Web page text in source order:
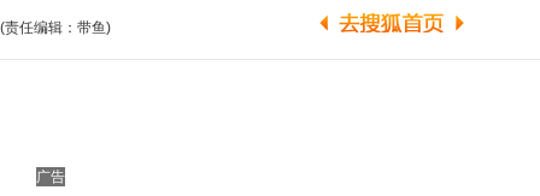
(责任编辑：带鱼)
广告